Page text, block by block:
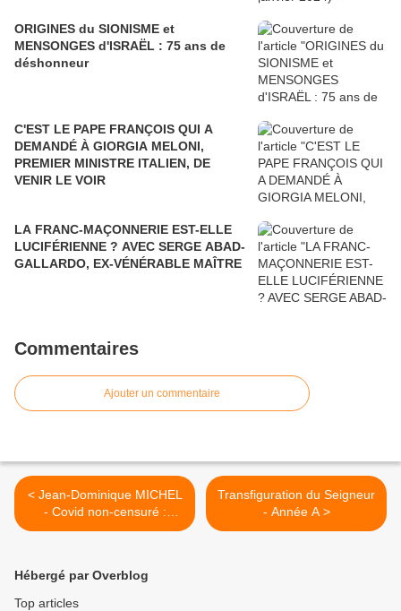
ORIGINES du SIONISME et
MENSONGES d'ISRAËL : 75 ans de
déshonneur
C'EST LE PAPE FRANÇOIS QUI A
DEMANDÉ À GIORGIA MELONI,
PREMIER MINISTRE ITALIEN, DE
VENIR LE VOIR
LA FRANC-MAÇONNERIE EST-ELLE
LUCIFÉRIENNE ? AVEC SERGE ABAD-
GALLARDO, EX-VÉNÉRABLE MAÎTRE
Commentaires
Ajouter un commentaire
< Jean-Dominique MICHEL
- Covid non-censuré :
"vaccins", efficacité et
Transfiguration du Seigneur
- Année A >
Hébergé par Overblog
Top articles